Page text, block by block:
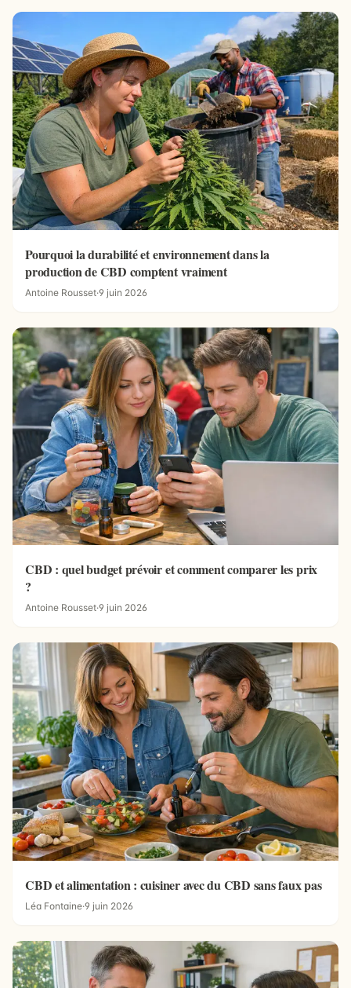
Pourquoi la durabilité et environnement dans la
production de CBD comptent vraiment
Antoine Rousset·9 juin 2026
CBD : quel budget prévoir et comment comparer les prix
?
Antoine Rousset·9 juin 2026
CBD et alimentation : cuisiner avec du CBD sans faux pas
Léa Fontaine·9 juin 2026